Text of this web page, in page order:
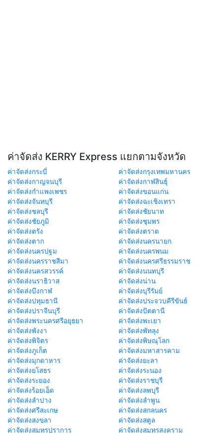
ค่าจัดส่ง KERRY Express แยกตามจังหวัด
ค่าจัดส่งกระบี่
ค่าจัดส่งกรุงเทพมหานคร
ค่าจัดส่งกาญจนบุรี
ค่าจัดส่งกาฬสินธุ์
ค่าจัดส่งกำแพงเพชร
ค่าจัดส่งขอนแก่น
ค่าจัดส่งจันทบุรี
ค่าจัดส่งฉะเชิงเทรา
ค่าจัดส่งชลบุรี
ค่าจัดส่งชัยนาท
ค่าจัดส่งชัยภูมิ
ค่าจัดส่งชุมพร
ค่าจัดส่งตรัง
ค่าจัดส่งตราด
ค่าจัดส่งตาก
ค่าจัดส่งนครนายก
ค่าจัดส่งนครปฐม
ค่าจัดส่งนครพนม
ค่าจัดส่งนครราชสีมา
ค่าจัดส่งนครศรีธรรมราช
ค่าจัดส่งนครสวรรค์
ค่าจัดส่งนนทบุรี
ค่าจัดส่งนราธิวาส
ค่าจัดส่งน่าน
ค่าจัดส่งบึงกาฬ
ค่าจัดส่งบุรีรัมย์
ค่าจัดส่งปทุมธานี
ค่าจัดส่งประจวบคีรีขันธ์
ค่าจัดส่งปราจีนบุรี
ค่าจัดส่งปัตตานี
ค่าจัดส่งพระนครศรีอยุธยา
ค่าจัดส่งพะเยา
ค่าจัดส่งพังงา
ค่าจัดส่งพัทลุง
ค่าจัดส่งพิจิตร
ค่าจัดส่งพิษณุโลก
ค่าจัดส่งภูเก็ต
ค่าจัดส่งมหาสารคาม
ค่าจัดส่งมุกดาหาร
ค่าจัดส่งยะลา
ค่าจัดส่งยโสธร
ค่าจัดส่งระนอง
ค่าจัดส่งระยอง
ค่าจัดส่งราชบุรี
ค่าจัดส่งร้อยเอ็ด
ค่าจัดส่งลพบุรี
ค่าจัดส่งลำปาง
ค่าจัดส่งลำพูน
ค่าจัดส่งศรีสะเกษ
ค่าจัดส่งสกลนคร
ค่าจัดส่งสงขลา
ค่าจัดส่งสตูล
ค่าจัดส่งสมุทรปราการ
ค่าจัดส่งสมุทรสงคราม